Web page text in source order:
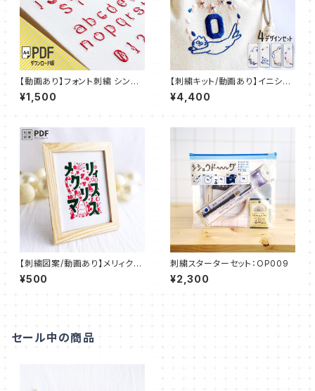
【動画あり】フォント刺繍 シンプ
ルねこフォント 【PDFダウンロー
ド】：FNT_P001
¥1,500
【刺繍キット/動画あり】イニシャ
ル デコ 刺繍 IDEable LIGHT
猫と春の花：IDL_K02
¥4,400
【刺繍図案/動画あり】メリィクリ
スマス 【PDFダウンロード】 ：P
DF_P02
¥500
刺繍スターターセット：OP009
¥2,300
セール中の商品